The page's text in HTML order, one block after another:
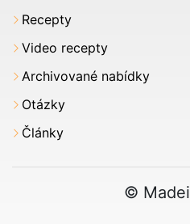
Recepty
Video recepty
Archivované nabídky
Otázky
Články
©